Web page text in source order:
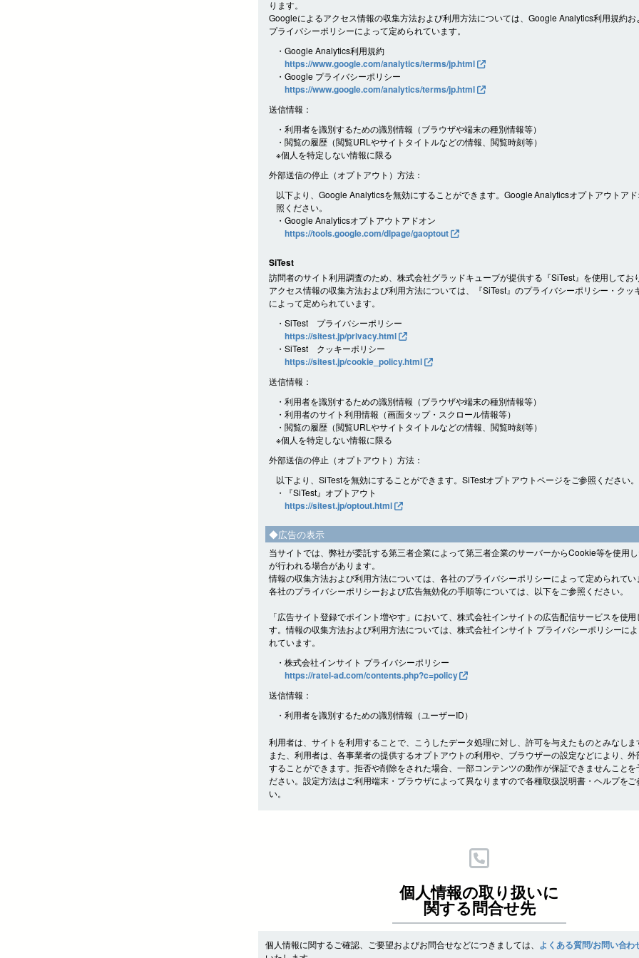
ります。
Googleによるアクセス情報の収集方法および利用方法については、Google Analytics利用規約
プライバシーポリシーによって定められています。
・Google Analytics利用規約
https://www.google.com/analytics/terms/jp.html
・Google プライバシーポリシー
https://www.google.com/analytics/terms/jp.html
送信情報：
・利用者を識別するための識別情報（ブラウザや端末の種別情報等）
・閲覧の履歴（閲覧URLやサイトタイトルなどの情報、閲覧時刻等）
※個人を特定しない情報に限る
外部送信の停止（オプトアウト）方法：
以下より、Google Analyticsを無効にすることができます。Google Analyticsオプトアウトア
照ください。
・Google Analyticsオプトアウトアドオン
https://tools.google.com/dlpage/gaoptout
SiTest
訪問者のサイト利用調査のため、株式会社グラッドキューブが提供する『SiTest』を使用してお
アクセス情報の収集方法および利用方法については、『SiTest』のプライバシーポリシー・クッ
によって定められています。
・SiTest プライバシーポリシー
https://sitest.jp/privacy.html
・SiTest クッキーポリシー
https://sitest.jp/cookie_policy.html
送信情報：
・利用者を識別するための識別情報（ブラウザや端末の種別情報等）
・利用者のサイト利用情報（画面タップ・スクロール情報等）
・閲覧の履歴（閲覧URLやサイトタイトルなどの情報、閲覧時刻等）
※個人を特定しない情報に限る
外部送信の停止（オプトアウト）方法：
以下より、SiTestを無効にすることができます。SiTestオプトアウトページをご参照ください。
・『SiTest』オプトアウト
https://sitest.jp/optout.html
◆広告の表示
当サイトでは、弊社が委託する第三者企業によって第三者企業のサーバーからCookie等を使用
が行われる場合があります。
情報の収集方法および利用方法については、各社のプライバシーポリシーによって定められてい
各社のプライバシーポリシーおよび広告無効化の手順等については、以下をご参照ください。
「広告サイト登録でポイント増やす」において、株式会社インサイトの広告配信サービスを使
す。情報の収集方法および利用方法については、株式会社インサイト プライバシーポリシーに
れています。
・株式会社インサイト プライバシーポリシー
https://ratel-ad.com/contents.php?c=policy
送信情報：
・利用者を識別するための識別情報（ユーザーID）
利用者は、サイトを利用することで、こうしたデータ処理に対し、許可を与えたものとみなしま
また、利用者は、各事業者の提供するオプトアウトの利用や、ブラウザーの設定などにより、
することができます。拒否や削除をされた場合、一部コンテンツの動作が保証できませんこと
ださい。設定方法はご利用端末・ブラウザによって異なりますので各種取扱説明書・ヘルプを
い。
個人情報の取り扱いに
関する問合せ先
個人情報に関するご確認、ご要望およびお問合せなどにつきましては、 よくある質問/お問い合わ